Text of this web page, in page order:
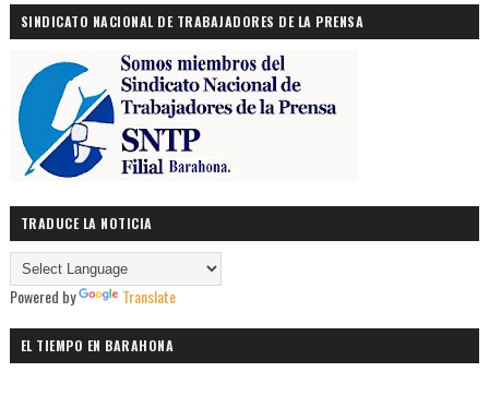
SINDICATO NACIONAL DE TRABAJADORES DE LA PRENSA
TRADUCE LA NOTICIA
Powered by Translate
EL TIEMPO EN BARAHONA